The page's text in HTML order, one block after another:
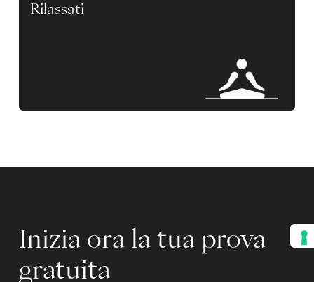
Rilassati
Inizia ora la tua prova
gratuita